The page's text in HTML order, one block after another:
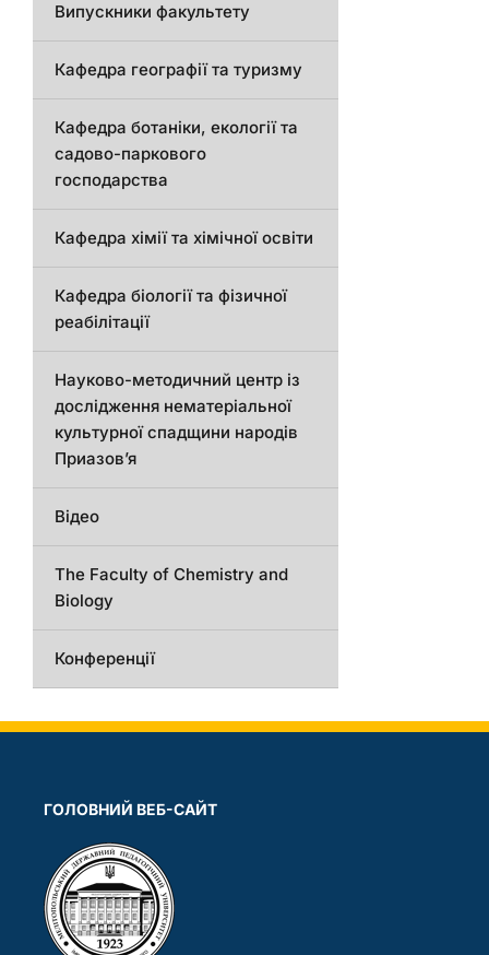
Випускники факультету
Кафедра географії та туризму
Кафедра ботаніки, екології та
садово-паркового
господарства
Кафедра хімії та хімічної освіти
Кафедра біології та фізичної
реабілітації
Науково-методичний центр із
дослідження нематеріальної
культурної спадщини народів
Приазов’я
Відео
The Faculty of Chemistry and
Biology
Конференції
ГОЛОВНИЙ ВЕБ-САЙТ